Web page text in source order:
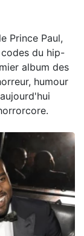
Prince Paul,
du hip-
album des
humour